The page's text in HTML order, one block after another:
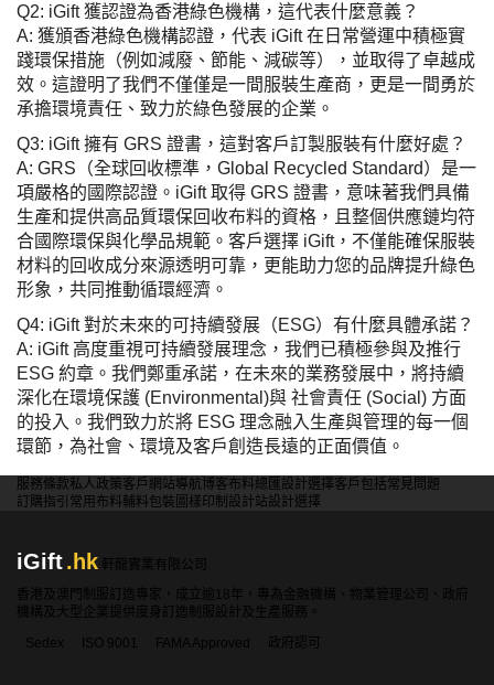
Q2: iGift 獲認證為香港綠色機構，這代表什麼意義？
A: 獲頒香港綠色機構認證，代表 iGift 在日常營運中積極實
踐環保措施（例如減廢、節能、減碳等），並取得了卓越成
效。這證明了我們不僅僅是一間服裝生產商，更是一間勇於
承擔環境責任、致力於綠色發展的企業。
Q3: iGift 擁有 GRS 證書，這對客戶訂製服裝有什麼好處？
A: GRS（全球回收標準，Global Recycled Standard）是一
項嚴格的國際認證。iGift 取得 GRS 證書，意味著我們具備
生產和提供高品質環保回收布料的資格，且整個供應鏈均符
合國際環保與化學品規範。客戶選擇 iGift，不僅能確保服裝
材料的回收成分來源透明可靠，更能助力您的品牌提升綠色
形象，共同推動循環經濟。
Q4: iGift 對於未來的可持續發展（ESG）有什麼具體承諾？
A: iGift 高度重視可持續發展理念，我們已積極參與及推行
ESG 約章。我們鄭重承諾，在未來的業務發展中，將持續
深化在環境保護 (Environmental)與 社會責任 (Social) 方面
的投入。我們致力於將 ESG 理念融入生產與管理的每一個
環節，為社會、環境及客戶創造長遠的正面價值。
服務條款私人政策客戶 網站導航博客布料總匯設計選擇客戶包括常見問題
訂購指引 常用布料輔料包裝 圖樣印制 設計站設計選擇
iGift.hk
軒龍實業有限公司
香港及澳門制服訂造專家，成立逾18年，專為金融機構、物業管理公司、政府
機構及大型企業提供度身訂造制服設計及生產服務。
Sedex
ISO 9001 FAMA Approved 政府認可